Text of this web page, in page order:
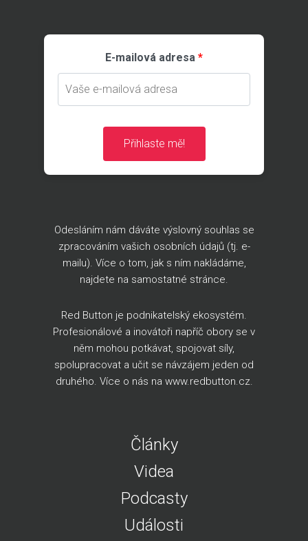
E-mailová adresa
Přihlaste mě!
Odesláním nám dáváte výslovný souhlas se
zpracováním vašich osobních údajů (tj. e-
mailu). Více o tom, jak s ním nakládáme,
najdete na samostatné stránce
Red Button je podnikatelský ekosystém.
Profesionálové a inovátoři napříč obory se v
něm mohou potkávat, spojovat síly,
spolupracovat a učit se návzájem jeden od
druhého. Více o nás na www.redbutton.cz
Články
Videa
Podcasty
Události